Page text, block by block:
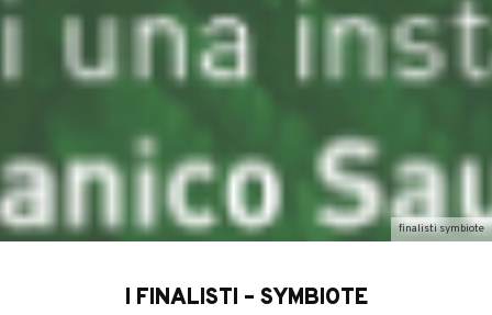
finalisti symbiote
I FINALISTI – SYMBIOTE